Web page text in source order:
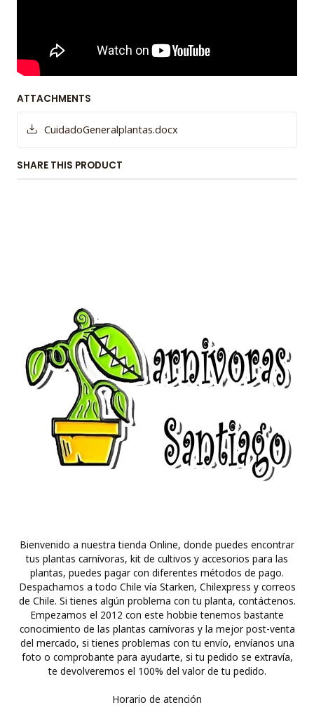
ATTACHMENTS
CuidadoGeneralplantas.docx
SHARE THIS PRODUCT
Bienvenido a nuestra tienda Online, donde puedes encontrar
tus plantas carnívoras, kit de cultivos y accesorios para las
plantas, puedes pagar con diferentes métodos de pago.
Despachamos a todo Chile vía Starken, Chilexpress y correos
de Chile. Si tienes algún problema con tu planta, contáctenos.
Empezamos el 2012 con este hobbie tenemos bastante
conocimiento de las plantas carnívoras y la mejor post-venta
del mercado, si tienes problemas con tu envío, envíanos una
foto o comprobante para ayudarte, si tu pedido se extravía,
te devolveremos el 100% del valor de tu pedido.
Horario de atención